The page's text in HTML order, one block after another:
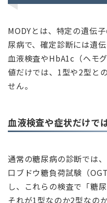
MODYとは、特定の遺伝
尿病で、確定診断には遺
血液検査やHbA1c（ヘモ
値だけでは、1型や2型と
せん。
血液検査や症状だけで
通常の糖尿病の診断では
口ブドウ糖負荷試験（
し、これらの検査で「糖
それが1型なのか2型なの